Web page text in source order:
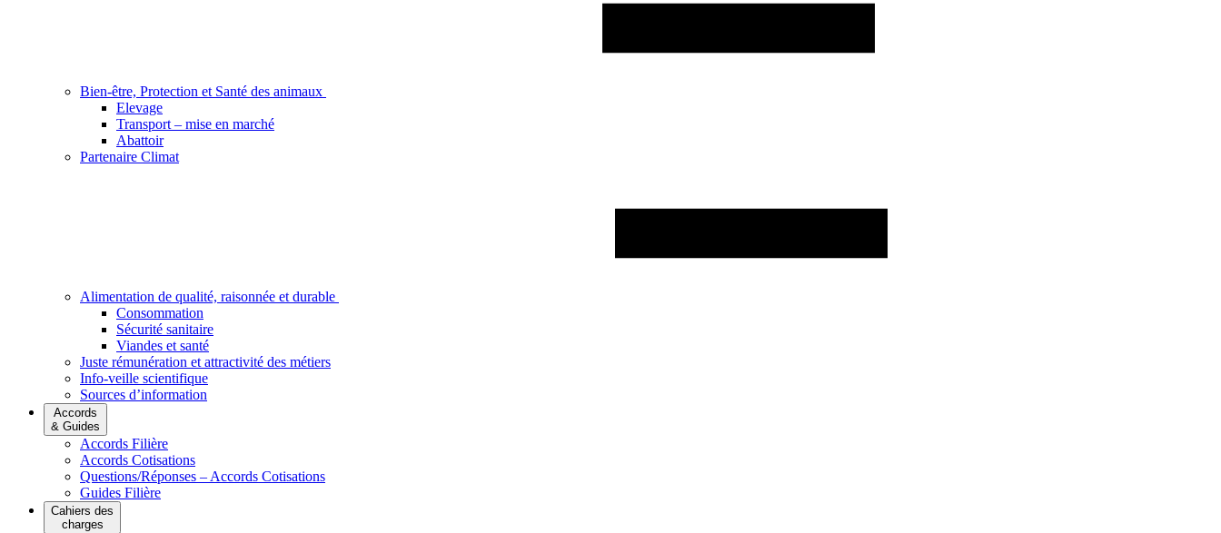
Bien-être, Protection et Santé des animaux
Elevage
Transport – mise en marché
Abattoir
Partenaire Climat
Alimentation de qualité, raisonnée et durable
Consommation
Sécurité sanitaire
Viandes et santé
Juste rémunération et attractivité des métiers
Info-veille scientifique
Sources d’information
Accords
& Guides
Accords Filière
Accords Cotisations
Questions/Réponses – Accords Cotisations
Guides Filière
Cahiers des
charges